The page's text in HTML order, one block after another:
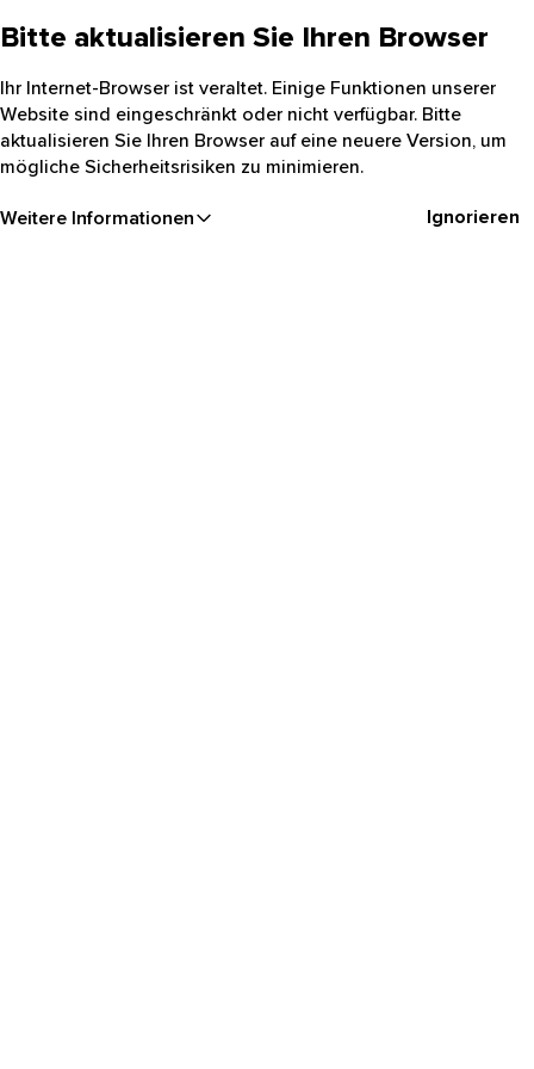
Bitte aktualisieren Sie Ihren Browser
Ihr Internet-Browser ist veraltet. Einige Funktionen unserer
Website sind eingeschränkt oder nicht verfügbar. Bitte
aktualisieren Sie Ihren Browser auf eine neuere Version, um
mögliche Sicherheitsrisiken zu minimieren.
Weitere Informationen Ignorieren